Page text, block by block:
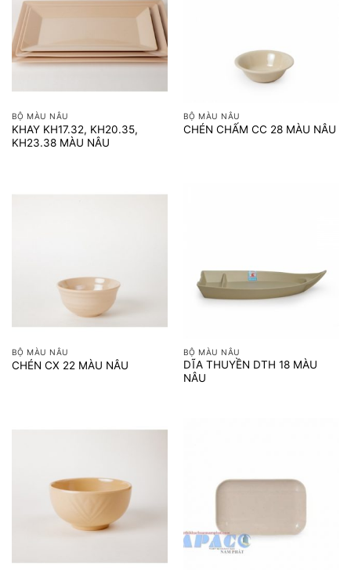
BỘ MÀU NÂU
KHAY KH17.32, KH20.35,
KH23.38 MÀU NÂU
BỘ MÀU NÂU
CHÉN CHẤM CC 28 MÀU NÂU
BỘ MÀU NÂU
CHÉN CX 22 MÀU NÂU
BỘ MÀU NÂU
DĨA THUYỀN DTH 18 MÀU
NÂU